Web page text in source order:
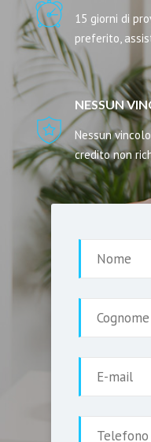
15 giorni di
preferito,
NESSUN
Nessun
credito non